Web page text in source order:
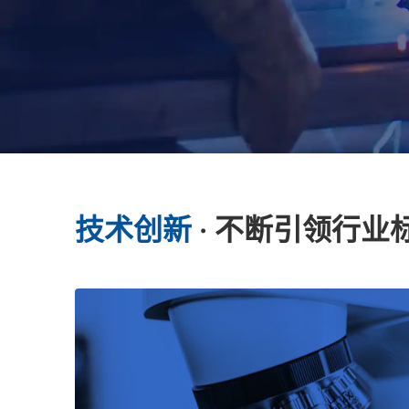
技术创新 · 不断引领行业